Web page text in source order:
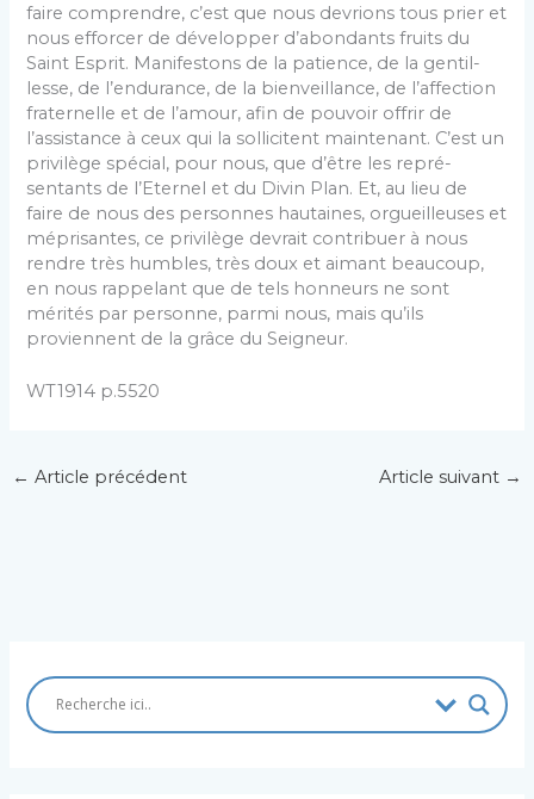
faire comprendre, c’est que nous devrions tous prier et
nous efforcer de développer d’abondants fruits du
Saint Esprit. Manifestons de la patience, de la gentil­
lesse, de l’endurance, de la bienveillance, de l’affection
fraternelle et de l’amour, afin de pouvoir offrir de
l’assistance à ceux qui la sollicitent maintenant. C’est un
privilège spécial, pour nous, que d’être les repré­
sentants de l’Eternel et du Divin Plan. Et, au lieu de
faire de nous des personnes hautaines, orgueilleuses et
méprisantes, ce privilège devrait contribuer à nous
rendre très humbles, très doux et aimant beaucoup,
en nous rappelant que de tels honneurs ne sont
mérités par personne, parmi nous, mais qu’ils
proviennent de la grâce du Seigneur.
WT1914 p.5520
← Article précédent Article suivant →